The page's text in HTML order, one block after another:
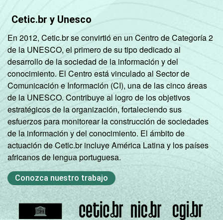
Cetic.br y Unesco
En 2012, Cetic.br se convirtió en un Centro de Categoría 2
de la UNESCO, el primero de su tipo dedicado al
desarrollo de la sociedad de la información y del
conocimiento. El Centro está vinculado al Sector de
Comunicación e Información (CI), una de las cinco áreas
de la UNESCO. Contribuye al logro de los objetivos
estratégicos de la organización, fortaleciendo sus
esfuerzos para monitorear la construcción de sociedades
de la información y del conocimiento. El ámbito de
actuación de Cetic.br incluye América Latina y los países
africanos de lengua portuguesa.
Conozca nuestro trabajo